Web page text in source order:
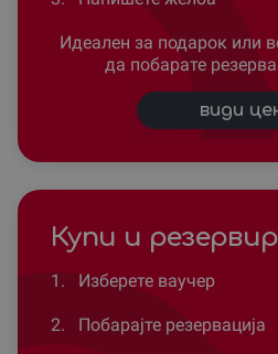
Идеален за подарок или
да побарате
види
Купи и
1. Изберете ваучер
2. Побарајте резервација